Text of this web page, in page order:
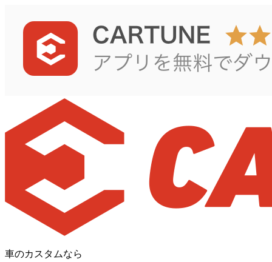
車のカスタムなら